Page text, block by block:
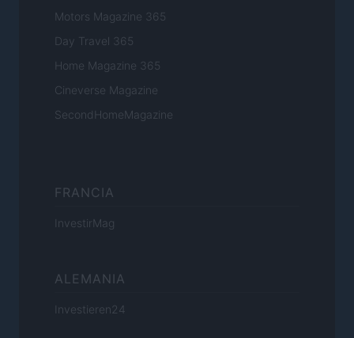
Motors Magazine 365
Day Travel 365
Home Magazine 365
Cineverse Magazine
SecondHomeMagazine
FRANCIA
InvestirMag
ALEMANIA
Investieren24